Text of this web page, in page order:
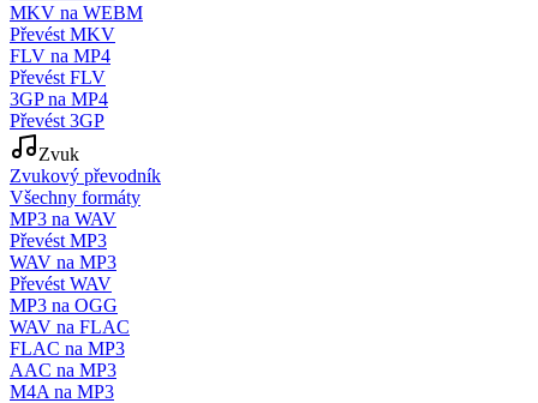
MKV na WEBM
Převést MKV
FLV na MP4
Převést FLV
3GP na MP4
Převést 3GP
Zvuk
Zvukový převodník
Všechny formáty
MP3 na WAV
Převést MP3
WAV na MP3
Převést WAV
MP3 na OGG
WAV na FLAC
FLAC na MP3
AAC na MP3
M4A na MP3